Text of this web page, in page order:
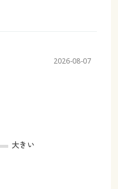
2026-08-07
大きい